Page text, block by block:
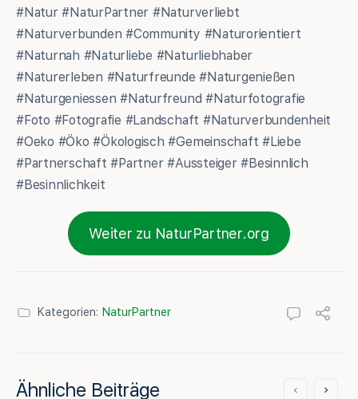
#Natur #NaturPartner #Naturverliebt
#Naturverbunden #Community #Naturorientiert
#Naturnah #Naturliebe #Naturliebhaber
#Naturerleben #Naturfreunde #Naturgenießen
#Naturgeniessen #Naturfreund #Naturfotografie
#Foto #Fotografie #Landschaft #Naturverbundenheit
#Oeko #Öko #Ökologisch #Gemeinschaft #Liebe
#Partnerschaft #Partner #Aussteiger #Besinnlich
#Besinnlichkeit
Weiter zu NaturPartner.org
Kategorien: NaturPartner
Ähnliche Beiträge